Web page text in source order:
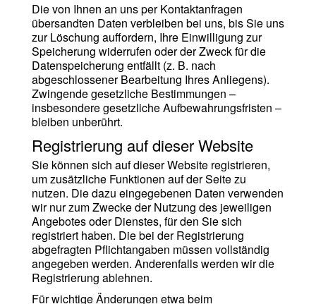
Die von Ihnen an uns per Kontaktanfragen
übersandten Daten verbleiben bei uns, bis Sie uns
zur Löschung auffordern, Ihre Einwilligung zur
Speicherung widerrufen oder der Zweck für die
Datenspeicherung entfällt (z. B. nach
abgeschlossener Bearbeitung Ihres Anliegens).
Zwingende gesetzliche Bestimmungen –
insbesondere gesetzliche Aufbewahrungsfristen –
bleiben unberührt.
Registrierung auf dieser Website
Sie können sich auf dieser Website registrieren,
um zusätzliche Funktionen auf der Seite zu
nutzen. Die dazu eingegebenen Daten verwenden
wir nur zum Zwecke der Nutzung des jeweiligen
Angebotes oder Dienstes, für den Sie sich
registriert haben. Die bei der Registrierung
abgefragten Pflichtangaben müssen vollständig
angegeben werden. Anderenfalls werden wir die
Registrierung ablehnen.
Für wichtige Änderungen etwa beim